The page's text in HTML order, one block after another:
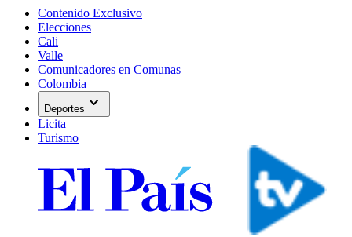
Contenido Exclusivo
Elecciones
Cali
Valle
Comunicadores en Comunas
Colombia
Deportes expand_more
Licita
Turismo